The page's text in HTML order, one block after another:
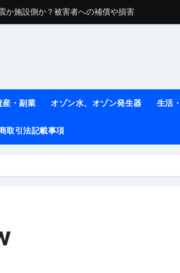
施設側か？被害者への補償や損害賠償をわか
！ #医療ダイエット
効果ある？ #エクササイズ
2ヶ月で10kg減量した、私の痩せる9つの習慣
険？情報収集との関係と見分け方を解説
産・副業 オゾン水、オゾン発生器 生活
取引法記載事項